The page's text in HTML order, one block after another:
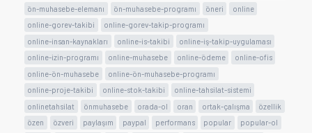
ön-muhasebe-elemanı
ön-muhasebe-programı öneri
online
online-gorev-takibi
online-gorev-takip-programı
online-insan-kaynakları
online-is-takibi
online-iş-takip-uygulaması
online-izin-programı
online-muhasebe online-ödeme
online-ofis
online-ön-muhasebe
online-ön-muhasebe-programı
online-proje-takibi
online-stok-takibi
online-tahsilat-sistemi
onlinetahsilat
önmuhasebe orada-ol oran ortak-çalışma
özellik
özen
özveri paylaşım paypal performans popular
popular-ol